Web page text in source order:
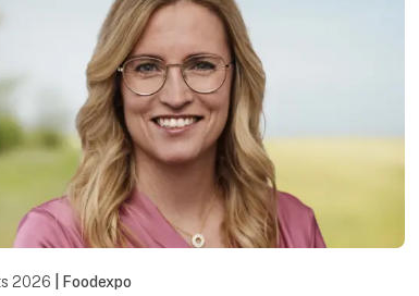
2026 | Foodexpo